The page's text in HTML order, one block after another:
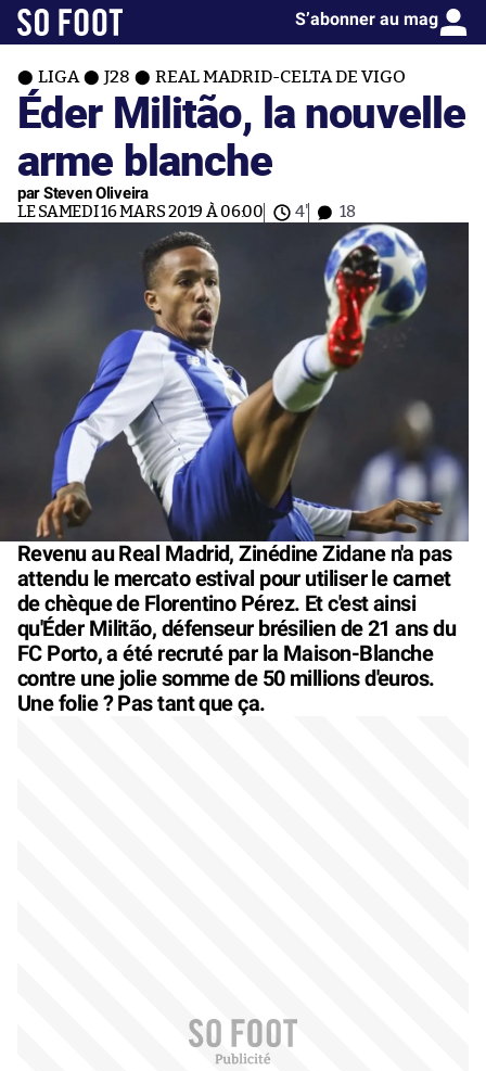
S’abonner au mag
LIGA J28 REAL MADRID-CELTA DE VIGO
Éder Militão, la nouvelle
arme blanche
par Steven Oliveira
LE SAMEDI 16 MARS 2019 À 06:00 4' 18
Revenu au Real Madrid, Zinédine Zidane n'a pas
attendu le mercato estival pour utiliser le carnet
de chèque de Florentino Pérez. Et c'est ainsi
qu'Éder Militão, défenseur brésilien de 21 ans du
FC Porto, a été recruté par la Maison-Blanche
contre une jolie somme de 50 millions d'euros.
Une folie ? Pas tant que ça.